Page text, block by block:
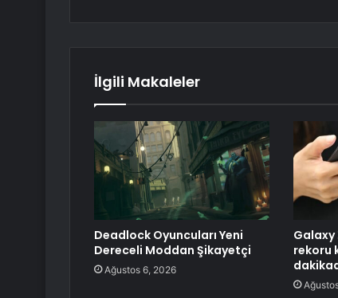
İlgili Makaleler
Deadlock Oyuncuları Yeni
Dereceli Moddan Şikayetçi
Ağustos 6, 2026
Galaxy
rekoru